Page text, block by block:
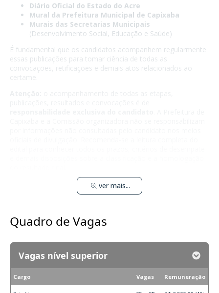
Diário Oficial do Estado do Acre
Mural da Prefeitura Municipal de Capixaba
Murais das Secretarias Municipais
(Desenvolvimento Social, Educação e Saúde)
É fundamental que os candidatos acompanhem regularmente
essas publicações para tomar ciência de todas as
convocações, retificações e demais atos relacionados ao
ver mais...
Quadro de Vagas
Vagas nível superior
Cargo Vagas Remuneração